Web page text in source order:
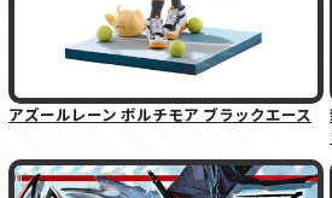
アズールレーン ボルチモア ブラックエース